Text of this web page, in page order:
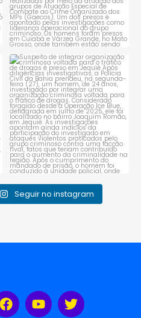
Suspeito de integrar
organização criminosa
voltada...
1 0
Seguir no instagram